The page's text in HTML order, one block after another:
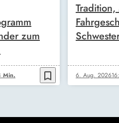
zum
Min. bookmark_border 6. Aug. 2026